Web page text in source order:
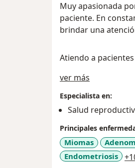
Muy apasionada
paciente. En
brindar una
Atiendo a
ver más
Especialista en:
Salud
Principales
Miomas
Endometriosis